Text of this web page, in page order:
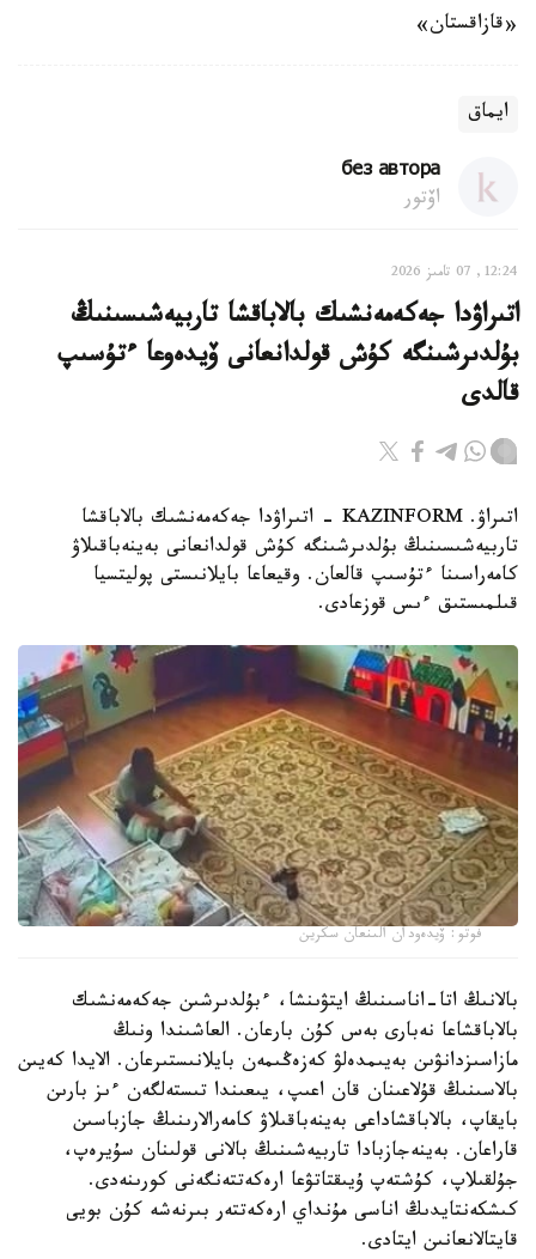
«قازاقستان»
ايماق
без автора
اۆتور
12:24, 07 تامىز 2026
اتىراۋدا جەكەمەنشىك بالاباقشا تاربيەشىسىنىڭ
بۇلدىرشىنگە كۇش قولدانعانى ۆيدەوعا ءتۇسىپ
قالدى
اتىراۋ. KAZINFORM - اتىراۋدا جەكەمەنشىك بالاباقشا
تاربيەشىسىنىڭ بۇلدىرشىنگە كۇش قولدانعانى بەينەباقىلاۋ
كامەراسىنا ءتۇسىپ قالعان. وقيعاعا بايلانىستى پوليتسيا
قىلمىستىق ءىس قوزعادى.
فوتو: ۆيدەودان الىنعان سكرين
بالانىڭ اتا-اناسىنىڭ ايتۋىنشا، ءبۇلدىرشىن جەكەمەنشىك
بالاباقشاعا نەبارى بەس كۇن بارعان. العاشىندا ونىڭ
مازاسىزدانۋىن بەيىمدەلۋ كەزەڭىمەن بايلانىستىرعان. الايدا كەيىن
بالاسىنىڭ قۇلاعىنان قان اعىپ، يىعىندا تىستەلگەن ءىز بارىن
بايقاپ، بالاباقشاداعى بەينەباقىلاۋ كامەرالارىنىڭ جازباسىن
قاراعان. بەينەجازبادا تاربيەشىنىڭ بالانى قولىنان سۇيرەپ،
جۇلقىلاپ، كۇشتەپ ۇيىقتاتۋعا ارەكەتتەنگەنى كورىنەدى.
كىشكەنتايدىڭ اناسى مۇنداي ارەكەتتەر بىرنەشە كۇن بويى
قايتالانعانىن ايتادى.